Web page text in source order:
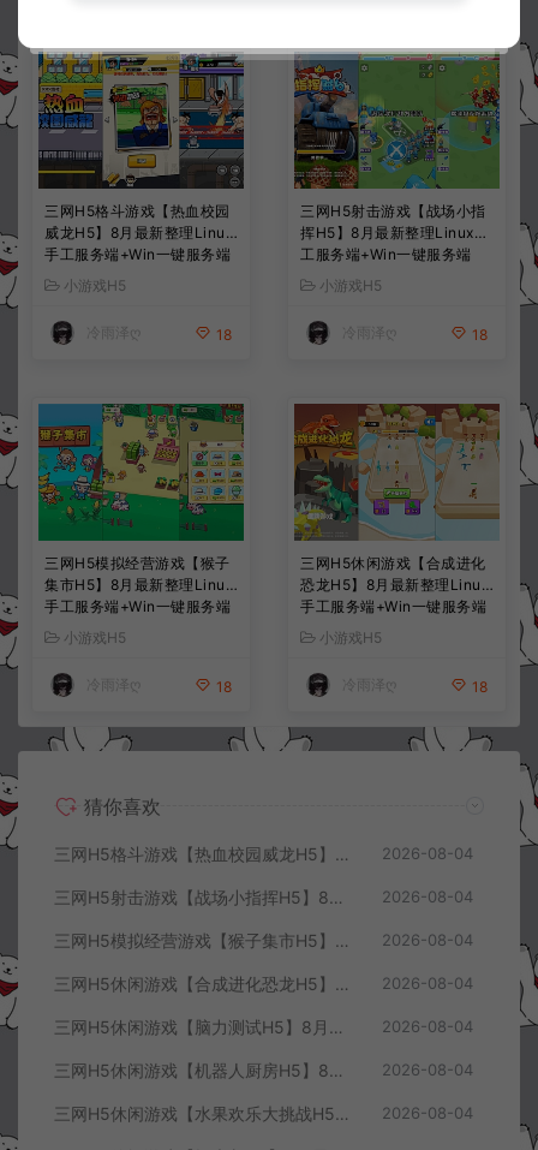
三网H5格斗游戏【热血校园
威龙H5】8月最新整理Linux
手工服务端+Win一键服务端
+解压即玩+简易安卓客户端
+详细搭建教程
小游戏H5
冷雨泽ღ 18
三网H5射击游戏【战场小指
挥H5】8月最新整理Linux手
工服务端+Win一键服务端
+解压即玩+简易安卓客户端
+详细搭建教程
小游戏H5
冷雨泽ღ 18
三网H5模拟经营游戏【猴子
集市H5】8月最新整理Linux
手工服务端+Win一键服务端
+解压即玩+简易安卓客户端
+详细搭建教程
小游戏H5
冷雨泽ღ 18
三网H5休闲游戏【合成进化
恐龙H5】8月最新整理Linux
手工服务端+Win一键服务端
+解压即玩+简易安卓客户端
+详细搭建教程
小游戏H5
冷雨泽ღ 18
猜你喜欢
三网H5格斗游戏【热血校园威龙H5】8月最新整理Linux手工服务端+Win一键服务端+解压即玩+简易安卓客户端+详细搭建教程 2026-08-04
三网H5射击游戏【战场小指挥H5】8月最新整理Linux手工服务端+Win一键服务端+解压即玩+简易安卓客户端+详细搭建教程 2026-08-04
三网H5模拟经营游戏【猴子集市H5】8月最新整理Linux手工服务端+Win一键服务端+解压即玩+简易安卓客户端+详细搭建教程 2026-08-04
三网H5休闲游戏【合成进化恐龙H5】8月最新整理Linux手工服务端+Win一键服务端+解压即玩+简易安卓客户端+详细搭建教程 2026-08-04
三网H5休闲游戏【脑力测试H5】8月最新整理Linux手工服务端+Win一键服务端+解压即玩+简易安卓客户端+详细搭建教程 2026-08-04
三网H5休闲游戏【机器人厨房H5】8月最新整理Linux手工服务端+Win一键服务端+解压即玩+简易安卓客户端+详细搭建教程 2026-08-04
三网H5休闲游戏【水果欢乐大挑战H5】8月最新整理Linux手工服务端+Win一键服务端+解压即玩+简易安卓客户端+详细搭建教程 2026-08-04